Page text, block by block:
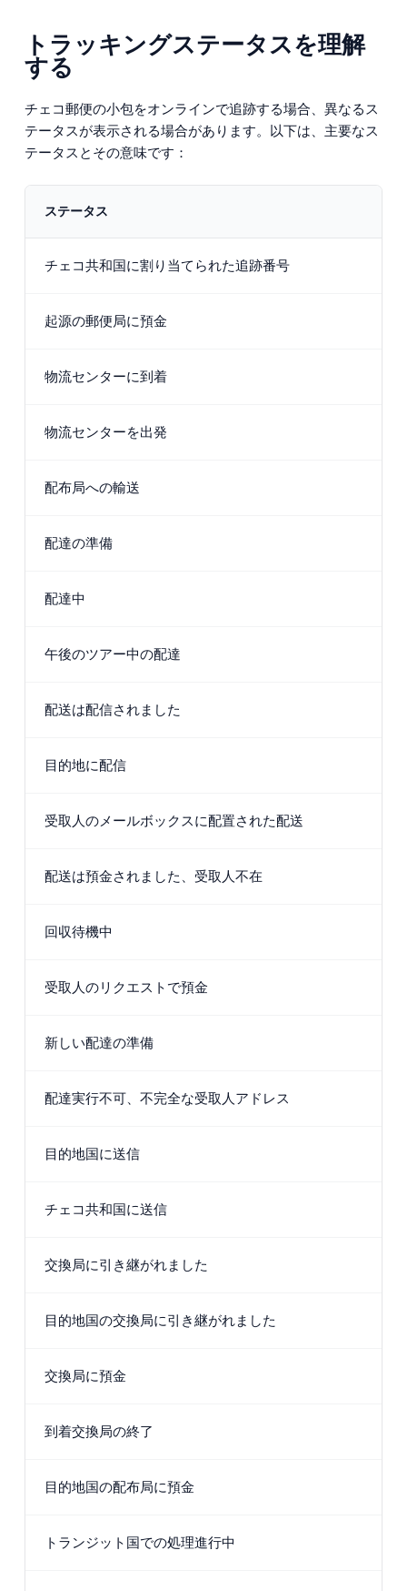
トラッキングステータスを理解
する
チェコ郵便の小包をオンラインで追跡する場合、異なるス
テータスが表示される場合があります。以下は、主要なス
テータスとその意味です：
ステータス
チェコ共和国に割り当てられた追跡番号
起源の郵便局に預金
物流センターに到着
物流センターを出発
配布局への輸送
配達の準備
配達中
午後のツアー中の配達
配送は配信されました
目的地に配信
受取人のメールボックスに配置された配送
配送は預金されました、受取人不在
回収待機中
受取人のリクエストで預金
新しい配達の準備
配達実行不可、不完全な受取人アドレス
目的地国に送信
チェコ共和国に送信
交換局に引き継がれました
目的地国の交換局に引き継がれました
交換局に預金
到着交換局の終了
目的地国の配布局に預金
トランジット国での処理進行中